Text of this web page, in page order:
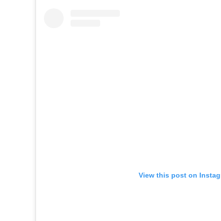
View this post on